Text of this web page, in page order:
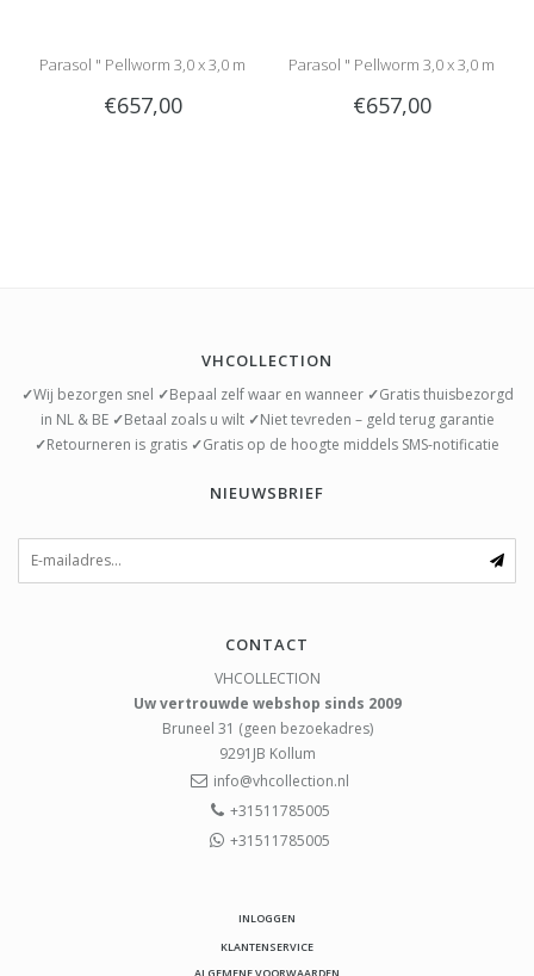
Parasol " Pellworm 3,0 x 3,0 m
Bruin "
€657,00
Parasol " Pellworm 3,0 x 3,0 m
Beige "
€657,00
VHCOLLECTION
✓Wij bezorgen snel ✓Bepaal zelf waar en wanneer ✓Gratis thuisbezorgd
in NL & BE ✓Betaal zoals u wilt ✓Niet tevreden – geld terug garantie
✓Retourneren is gratis ✓Gratis op de hoogte middels SMS-notificatie
NIEUWSBRIEF
CONTACT
VHCOLLECTION
Uw vertrouwde webshop sinds 2009
Bruneel 31 (geen bezoekadres)
9291JB Kollum
info@vhcollection.nl
+31511785005
+31511785005
INLOGGEN
KLANTENSERVICE